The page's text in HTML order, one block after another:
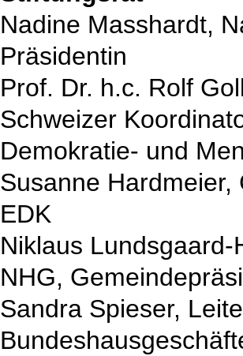
Nadine Masshardt,
Präsidentin
Prof. Dr. h.c. Rolf
Schweizer
Demokratie- und
Susanne
EDK
Niklaus
NHG,
Sandra Spieser,